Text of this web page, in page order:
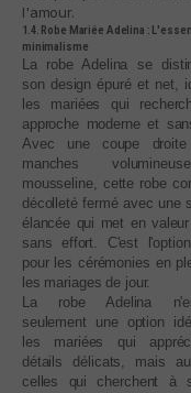
l'amour.
1.4. Robe Mariée Adelina :
minimalisme
La robe Adelina se
son design épuré et net,
les mariées qui
approche moderne et
Avec une coupe
manches
mousseline, cette robe
décolleté fermé avec une
élancée qui met en
sans effort. C'est
pour les cérémonies en
les mariages de jour.
La robe Adelina
seulement une option
les mariées qui
détails délicats, mais
celles qui cherchent à